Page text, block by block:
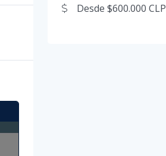
Desde $600.000 CLP